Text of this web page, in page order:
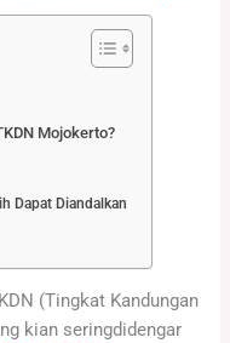
Mojokerto?
Dapat Diandalkan
(Tingkat Kandungan
kian seringdidengar